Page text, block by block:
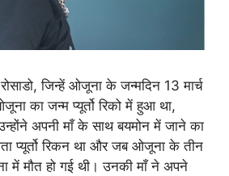
जिन्हें ओजूना के जन्मदिन 13 मार्च
का जन्म प्यूर्तो रिको में हुआ था,
अपनी माँ के साथ बयमोन में जाने का
प्यूर्तो रिकन था और जब ओजूना के तीन
में मौत हो गई थी। उनकी माँ ने अपने